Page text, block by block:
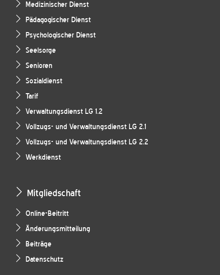
Medizinischer Dienst
Pädagogischer Dienst
Psychologischer Dienst
Seelsorge
Senioren
Sozialdienst
Tarif
Verwaltungsdienst LG 1.2
Vollzugs- und Verwaltungsdienst LG 2.1
Vollzugs- und Verwaltungsdienst LG 2.2
Werkdienst
Mitgliedschaft
Online-Beitritt
Änderungsmitteilung
Beiträge
Datenschutz